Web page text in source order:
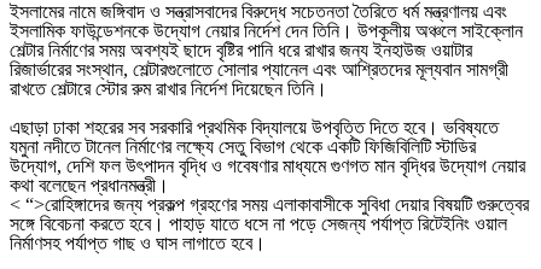
ইসলামের নামে জঙ্গিবাদ ও সন্ত্রাসবাদের বিরুদ্ধে সচেতনতা তৈরিতে ধর্ম মন্ত্রণালয় এবং
ইসলামিক ফাউন্ডেশনকে উদ্যোগ নেয়ার নির্দেশ দেন তিনি। উপকূলীয় অঞ্চলে সাইক্লোন
শেল্টার নির্মাণের সময় অবশ্যই ছাদে বৃষ্টির পানি ধরে রাখার জন্য ইনহাউজ ওয়াটার
রিজার্ভারের সংস্থান, শেল্টারগুলোতে সোলার প্যানেল এবং আশ্রিতদের মূল্যবান সামগ্রী
রাখতে শেল্টারে স্টোর রুম রাখার নির্দেশ দিয়েছেন তিনি।
এছাড়া ঢাকা শহরের সব সরকারি প্রথমিক বিদ্যালয়ে উপবৃত্তি দিতে হবে। ভবিষ্যতে
যমুনা নদীতে টানেল নির্মাণের লক্ষ্যে সেতু বিভাগ থেকে একটি ফিজিবিলিটি স্টাডির
উদ্যোগ, দেশি ফল উৎপাদন বৃদ্ধি ও গবেষণার মাধ্যমে গুণগত মান বৃদ্ধির উদ্যোগ নেয়ার
কথা বলেছেন প্রধানমন্ত্রী।
< “>রোহিঙ্গাদের জন্য প্রকল্প গ্রহণের সময় এলাকাবাসীকে সুবিধা দেয়ার বিষয়টি গুরুত্বের
সঙ্গে বিবেচনা করতে হবে। পাহাড় যাতে ধসে না পড়ে সেজন্য পর্যাপ্ত রিটেইনিং ওয়াল
নির্মাণসহ পর্যাপ্ত গাছ ও ঘাস লাগাতে হবে।